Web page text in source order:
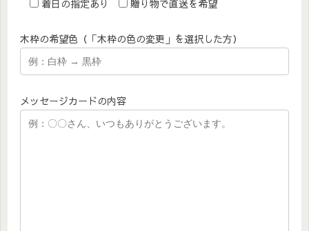
着日の指定あり
贈り物で直送を希望
木枠の希望色（「木枠の色の変更」を選択した方）
メッセージカードの内容